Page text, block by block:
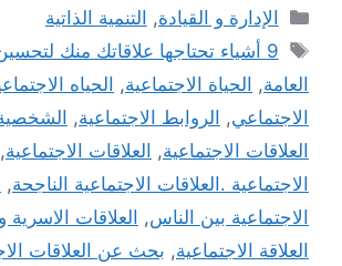
التصنيفات
الإدارة و القيادة, التنمية الذاتية
الوسوم
9 أشياء تحتاجها علاقاتك منك
العامة, الحياة الاجتماعية, الحياه
الاجتماعي, الروابط الاجتماعية,
العلاقات الاجتماعية, العلاقات الاجتماعية,
الاجتماعية .العلاقات الاجتماعية الناجحة,
الاجتماعية بين الناس, العلاقات الاسرية
العلاقة الاجتماعية, بحث عن العلاقات